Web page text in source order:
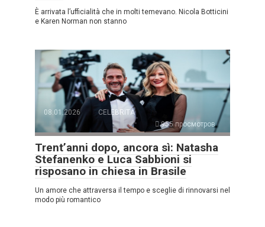
È arrivata l’ufficialità che in molti temevano. Nicola Botticini
e Karen Norman non stanno
08.01.2026
CELEBRITÀ
955 просмотров
Trent’anni dopo, ancora sì: Natasha
Stefanenko e Luca Sabbioni si
risposano in chiesa in Brasile
Un amore che attraversa il tempo e sceglie di rinnovarsi nel
modo più romantico